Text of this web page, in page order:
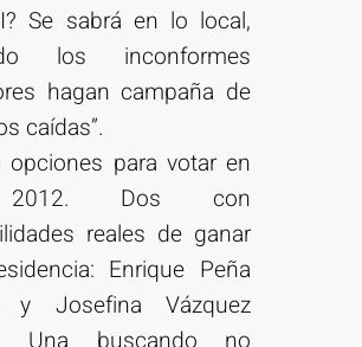
Se sabrá en lo local,
los inconformes
hagan campaña de
caídas”.
opciones para votar en
Dos con
reales de ganar
Enrique Peña
y Josefina Vázquez